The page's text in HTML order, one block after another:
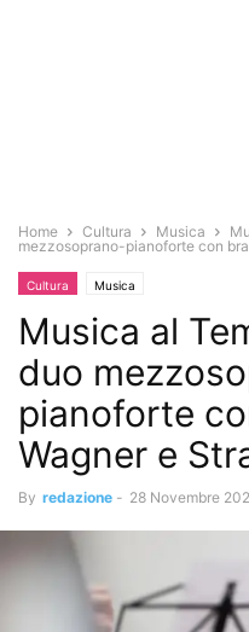
Home Cultura Musica
mezzosoprano-pianoforte con
Cultura Musica
Musica al
duo
pianoforte
Wagner e
By redazione - 28 Novembre